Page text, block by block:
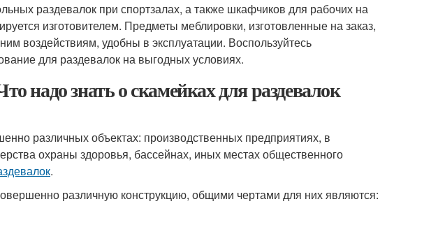
раздевалок при спортзалах, а также шкафчиков для рабочих на
изготовителем. Предметы меблировки, изготовленные на заказ,
воздействиям, удобны в эксплуатации. Воспользуйтесь
для раздевалок на выгодных условиях.
надо знать о скамейках для раздевалок
различных объектах: производственных предприятиях, в
охраны здоровья, бассейнах, иных местах общественного
.
различную конструкцию, общими чертами для них являются: